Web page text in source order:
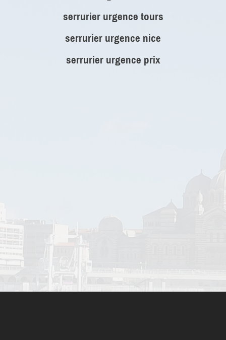
serrurier urgence tours
serrurier urgence nice
serrurier urgence prix